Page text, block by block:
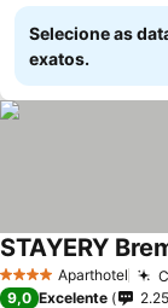
Selecione as
exatos.
4 EstrelasAparthotel
STAYERY
9,0 Excelente